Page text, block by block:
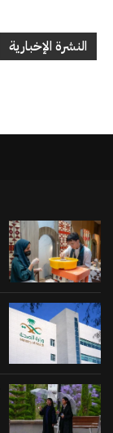
النشرة الإخبارية